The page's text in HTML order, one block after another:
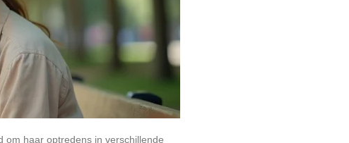
om haar optredens in verschillende